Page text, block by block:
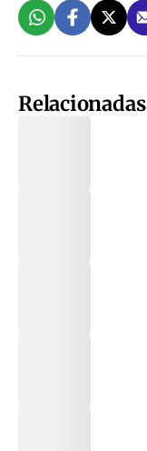
Relacionadas